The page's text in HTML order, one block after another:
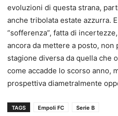
evoluzioni di questa strana,
anche tribolata estate azzurra.
“sofferenza”, fatta di
ancora da mettere a posto, non
stagione diversa da quella che
come accadde lo scorso anno,
prospettiva diametralmente
TAGS Empoli FC Serie B